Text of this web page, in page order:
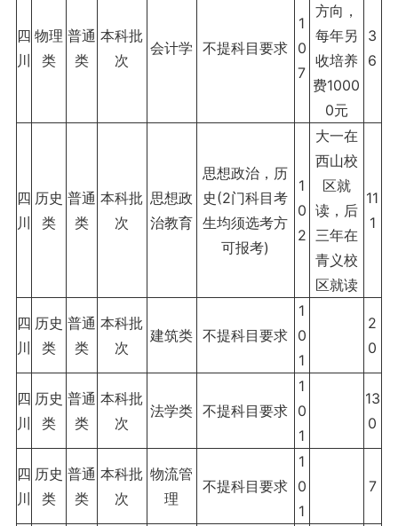
四
川
物理
类
普通
类
本科批
次
会计学 不提科目要求
1
0
7
方向，
每年另
收培养
费1000
0元
3
6
四
川
历史
类
普通
类
本科批
次
思想政
治教育
思想政治，历
史(2门科目考
生均须选考方
可报考)
1
0
2
大一在
西山校
区就
读，后
三年在
青义校
区就读
11
1
四
川
历史
类
普通
类
本科批
次
建筑类 不提科目要求
1
0
1
2
0
四
川
历史
类
普通
类
本科批
次
法学类 不提科目要求
1
0
1
13
0
四
川
历史
类
普通
类
本科批
次
物流管
理
不提科目要求
1
0
1
7